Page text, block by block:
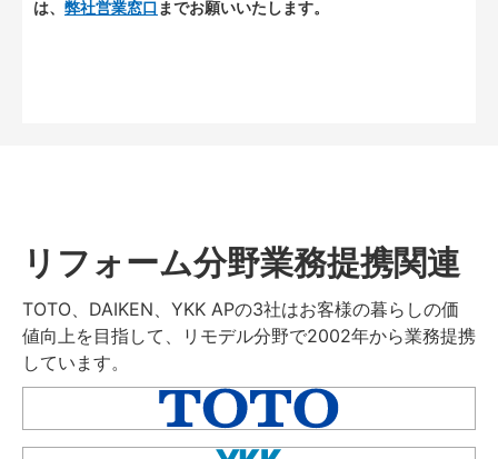
は、 弊社営業窓口 までお願いいたします。
リフォーム分野業務提携関連
TOTO、DAIKEN、YKK APの3社はお客様の暮らしの価
値向上を目指して、リモデル分野で2002年から業務提携
しています。